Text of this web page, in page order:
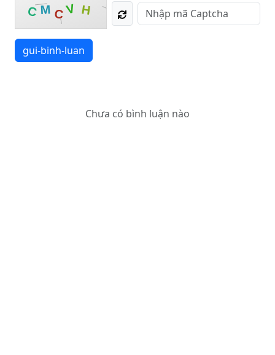
C M CV H
gui-binh-luan
Chưa có bình luận nào